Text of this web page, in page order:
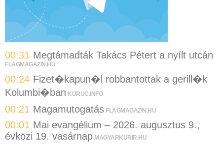
00:31 Megtámadták Takács Pétert a nyílt utcán
FLAGMAGAZIN.HU
00:24 Fizet�kapun�l robbantottak a gerill�k
Kolumbi�ban KURUC.INFO
00:21 Magamutogatás FLAGMAGAZIN.HU
00:01 Mai evangélium – 2026. augusztus 9.,
évközi 19. vasárnap MAGYARKURIR.HU